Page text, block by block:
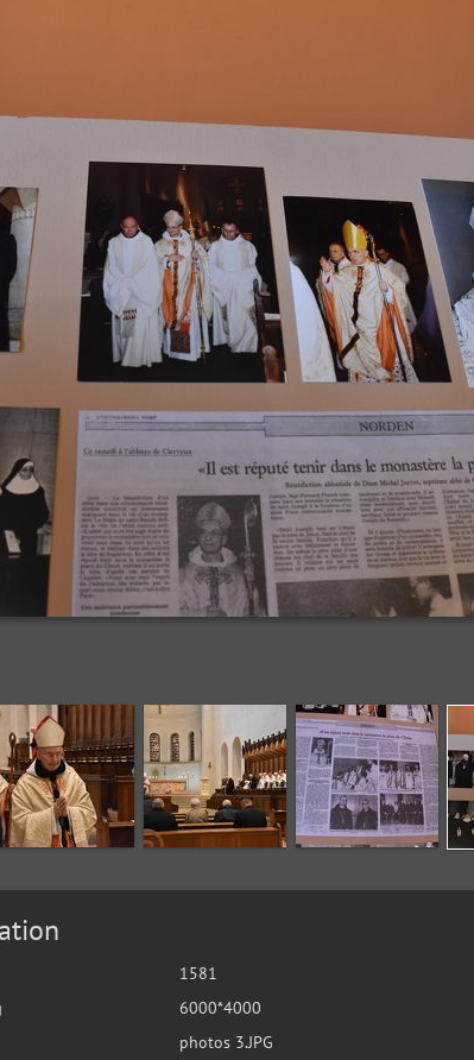
1581
6000*4000
photos 3.JPG